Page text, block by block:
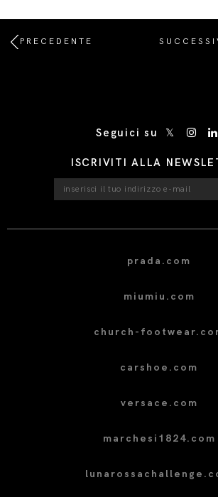
PRECEDENTE
Seguici su
ISCRIVITI ALLA
prada.com
miumiu.com
church-
carshoe.com
versace.com
marchesi1824.com